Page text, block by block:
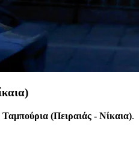
Ταμπούρια (Πειραιάς - Νίκαια).